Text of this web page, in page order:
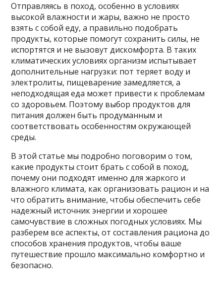
Отправляясь в поход, особенно в условиях
высокой влажности и жары, важно не просто
взять с собой еду, а правильно подобрать
продукты, которые помогут сохранить силы, не
испортятся и не вызовут дискомфорта. В таких
климатических условиях организм испытывает
дополнительные нагрузки: пот теряет воду и
электролиты, пищеварение замедляется, а
неподходящая еда может привести к проблемам
со здоровьем. Поэтому выбор продуктов для
питания должен быть продуманным и
соответствовать особенностям окружающей
среды.
В этой статье мы подробно поговорим о том,
какие продукты стоит брать с собой в поход,
почему они подходят именно для жаркого и
влажного климата, как организовать рацион и на
что обратить внимание, чтобы обеспечить себе
надежный источник энергии и хорошее
самочувствие в сложных погодных условиях. Мы
разберем все аспекты, от составления рациона до
способов хранения продуктов, чтобы ваше
путешествие прошло максимально комфортно и
безопасно.